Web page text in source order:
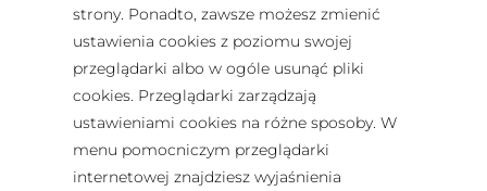
strony. Ponadto, zawsze możesz zmienić
ustawienia cookies z poziomu swojej
przeglądarki albo w ogóle usunąć pliki
cookies. Przeglądarki zarządzają
ustawieniami cookies na różne sposoby. W
menu pomocniczym przeglądarki
internetowej znajdziesz wyjaśnienia